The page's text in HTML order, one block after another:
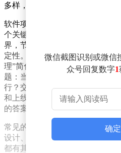
多样，项目仍可能陷入失控状态。
软件项目研发管理的核心，表面
个关键要素展开：范围、节奏和
界，节奏确保团队按阶段交付，
定性。许多团队流程失效，并非
理”简化为催进度。真正有效的
题：当前版本要解决什么业务问
行？交付物是否可验收？需求变
和上线？出现延期或缺陷时，能
的答案，直接决定了项目管理的
常见的软件项目研发流程通常分
设计、计划排期、开发实现、测
都有其独特的挑战和管理重点。
微信截图识别或微信
众号回复数字1
确定